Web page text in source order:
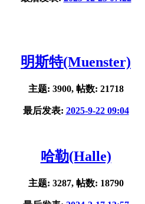
明斯特(Muenster)
主题: 3900, 帖数: 21718
最后发表: 2025-9-22 09:04
哈勒(Halle)
主题: 3287, 帖数: 18790